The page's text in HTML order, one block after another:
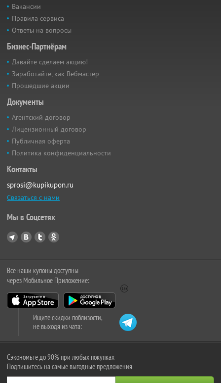
Вакансии
Правила сервиса
Ответы на вопросы
Бизнес-Партнёрам
Давайте сделаем акцию!
Заработайте, как Вебмастер
Прошедшие акции
Документы
Агентский договор
Лицензионный договор
Публичная оферта
Политика конфиденциальности
Контакты
sprosi@kupikupon.ru
Связаться с нами
Мы в Соцсетях
Все наши купоны доступны
через Мобильное Приложение:
Ищите скидки поблизости,
не выходя из чата:
Сэкономьте до 90% при любых покупках
Подпишитесь на самые выгодные предложения